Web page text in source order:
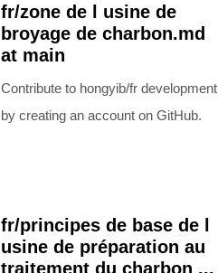
fr/zone de l usine de
broyage de charbon.md
at main
Contribute to hongyib/fr development
by creating an account on GitHub.
fr/principes de base de l
usine de préparation au
traitement du charbon ...